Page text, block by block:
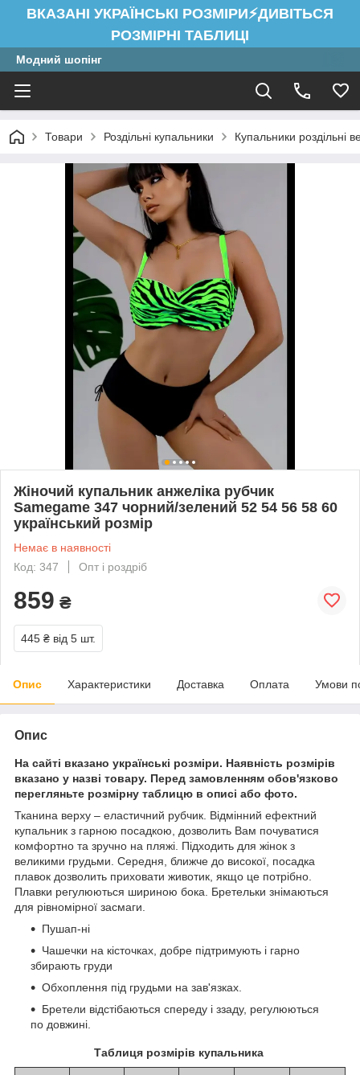
ВКАЗАНІ УКРАЇНСЬКІ РОЗМІРИ⚡ДИВІТЬСЯ
РОЗМІРНІ ТАБЛИЦІ
Модний шопінг
Товари Роздільні купальники Купальники роздільні
Жіночий купальник анжеліка рубчик
Samegame 347 чорний/зелений 52 54 56 58 60
український розмір
Немає в наявності
Код: 347
Опт і роздріб
859 ₴
445 ₴ від 5 шт.
Опис Характеристики Доставка Оплата Умови
Опис
На сайті вказано українські розміри. Наявність розмірів
вказано у назві товару. Перед замовленням обов'язково
перегляньте розмірну таблицю в описі або фото.
Тканина верху – еластичний рубчик. Відмінний ефектний
купальник з гарною посадкою, дозволить Вам почуватися
комфортно та зручно на пляжі. Підходить для жінок з
великими грудьми. Середня, ближче до високої, посадка
плавок дозволить приховати животик, якщо це потрібно.
Плавки регулюються шириною бока. Бретельки знімаються
для рівномірної засмаги.
Пушап-ні
Чашечки на кісточках, добре підтримують і гарно
збирають груди
Обхоплення під грудьми на зав'язках.
Бретели відстібаються спереду і ззаду, регулюються
по довжині.
Таблиця розмірів купальника